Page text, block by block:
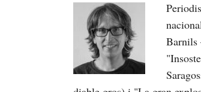
Barnils